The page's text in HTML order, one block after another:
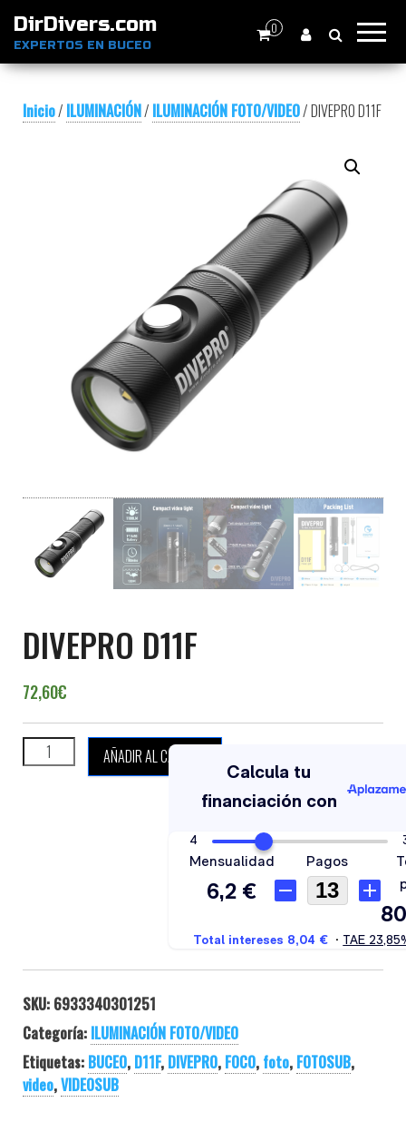
DirDivers.com
EXPERTOS EN BUCEO
0
Inicio/ ILUMINACIÓN/ ILUMINACIÓN FOTO/VIDEO/ DIVEPRO D11F
DIVEPRO D11F
72,60€
DIVEPRO D11F cantidad
AÑADIR AL CARRITO
SKU: 6933340301251
Categoría: ILUMINACIÓN FOTO/VIDEO
Etiquetas: BUCEO, D11F, DIVEPRO, FOCO, foto, FOTOSUB,
video,VIDEOSUB